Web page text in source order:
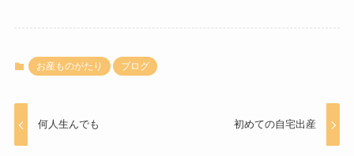
お産ものがたり ブログ
何人生んでも 初めての自宅出産